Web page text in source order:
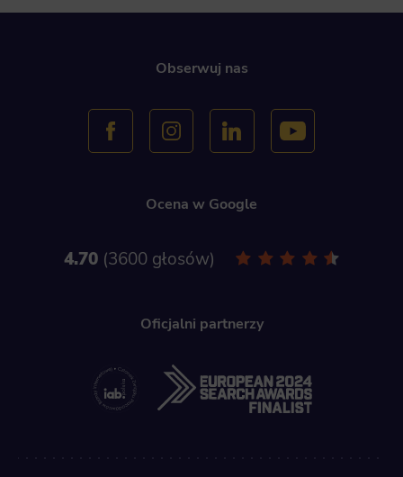
Obserwuj nas
Ocena w Google
4.70 3600 głosów
Oficjalni partnerzy